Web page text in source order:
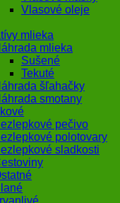
Vlasové oleje
mlieka
mlieka
Sušené
Tekuté
šľahačky
smotany
pečivo
polotovary
sladkosti